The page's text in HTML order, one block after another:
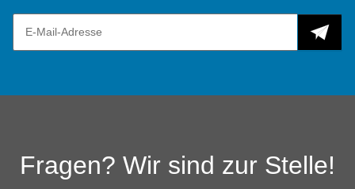
Fragen? Wir sind zur Stelle!